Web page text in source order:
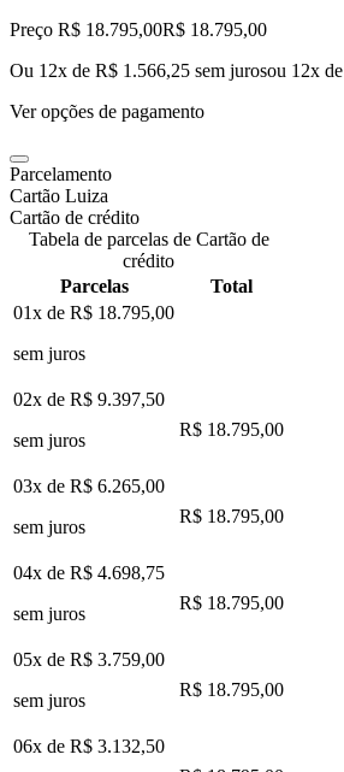
Preço R$ 18.795,00R$ 18.795,00
Ou 12x de R$ 1.566,25 sem jurosou 12x de
Ver opções de pagamento
Parcelamento
Cartão Luiza
Cartão de crédito
Tabela de parcelas de Cartão de
crédito
Parcelas
Total
01x de R$ 18.795,00
sem juros
02x de R$ 9.397,50
sem juros
R$ 18.795,00
03x de R$ 6.265,00
sem juros
R$ 18.795,00
04x de R$ 4.698,75
sem juros
R$ 18.795,00
05x de R$ 3.759,00
sem juros
R$ 18.795,00
06x de R$ 3.132,50